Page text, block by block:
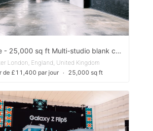
Event Space - 25,000 sq ft Multi-studio blank canvas
London, England, United Kingdom
de £11,400 par jour ∙ 25,000 sq ft